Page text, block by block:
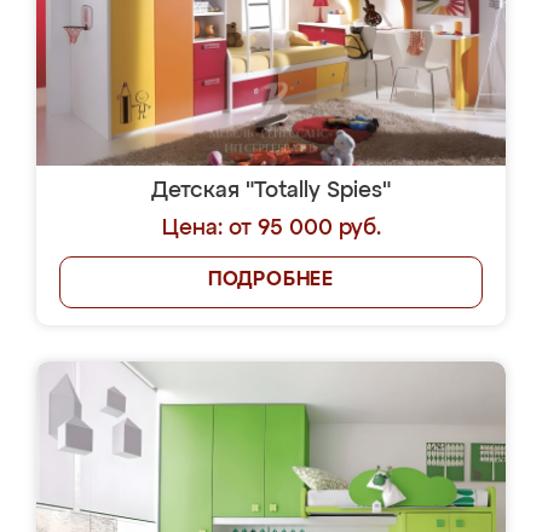
Детская "Totally Spies"
Цена: от 95 000 руб.
ПОДРОБНЕЕ